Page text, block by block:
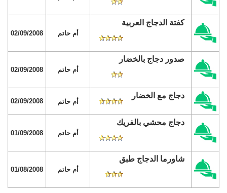
كفتة الدجاج العربية
أم حاتم 02/09/2008
صدور دجاج بالخضار
أم حاتم 02/09/2008
دجاج مع الخضار
أم حاتم 02/09/2008
دجاج محشي بالفريك
أم حاتم 01/09/2008
شاورما الدجاج طبق
أم حاتم 01/08/2008